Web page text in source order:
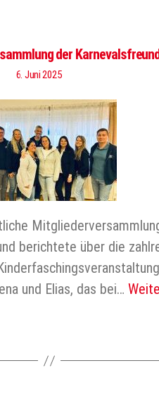
der
6. Juni 2025
berichtete über die
und Elias, das bei…